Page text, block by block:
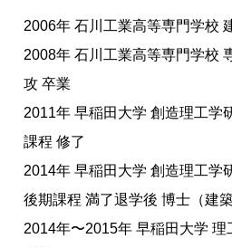
2006年 石川工業高等専門学校
2008年 石川工業高等専門学校
攻 卒業
2011年 早稲田大学 創造理工学
課程 修了
2014年 早稲田大学 創造理工学
後期課程 満了退学後 博士（建築
2014年〜2015年 早稲田大学